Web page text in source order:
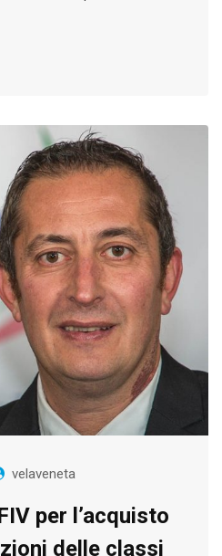
velaveneta
per l’acquisto
delle classi